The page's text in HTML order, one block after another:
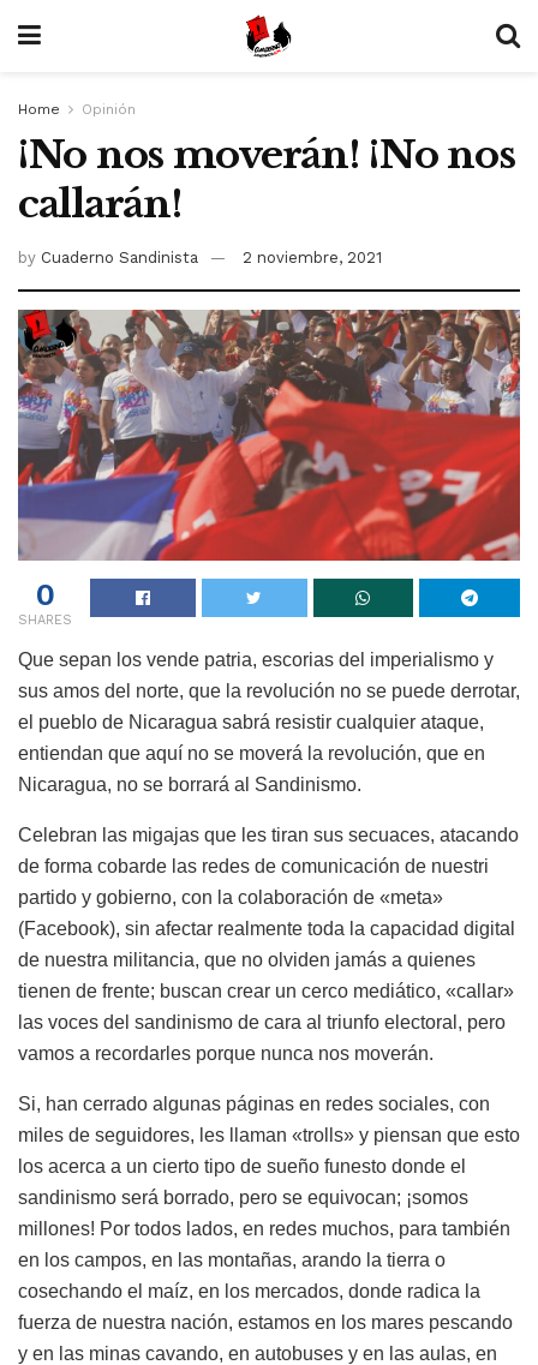
Home Opinión
¡No nos moverán! ¡No nos
callarán!
by Cuaderno Sandinista 2 noviembre, 2021
0
SHARES
Que sepan los vende patria, escorias del imperialismo y
sus amos del norte, que la revolución no se puede derrotar,
el pueblo de Nicaragua sabrá resistir cualquier ataque,
entiendan que aquí no se moverá la revolución, que en
Nicaragua, no se borrará al Sandinismo.
Celebran las migajas que les tiran sus secuaces, atacando
de forma cobarde las redes de comunicación de nuestri
partido y gobierno, con la colaboración de «meta»
(Facebook), sin afectar realmente toda la capacidad digital
de nuestra militancia, que no olviden jamás a quienes
tienen de frente; buscan crear un cerco mediático, «callar»
las voces del sandinismo de cara al triunfo electoral, pero
vamos a recordarles porque nunca nos moverán.
Si, han cerrado algunas páginas en redes sociales, con
miles de seguidores, les llaman «trolls» y piensan que esto
los acerca a un cierto tipo de sueño funesto donde el
sandinismo será borrado, pero se equivocan; ¡somos
millones! Por todos lados, en redes muchos, para también
en los campos, en las montañas, arando la tierra o
cosechando el maíz, en los mercados, donde radica la
fuerza de nuestra nación, estamos en los mares pescando
y en las minas cavando, en autobuses y en las aulas, en